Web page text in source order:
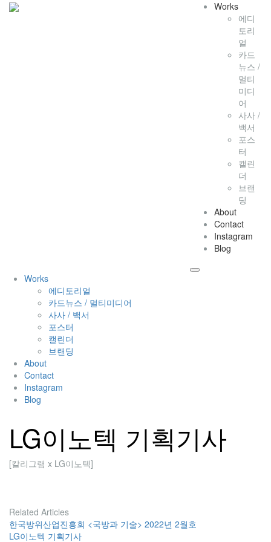
Works
에디
토리
얼
카드
뉴스 /
멀티
미디
어
사사 /
백서
포스
터
캘린
더
브랜
딩
About
Contact
Instagram
Blog
Works
에디토리얼
카드뉴스 / 멀티미디어
사사 / 백서
포스터
캘린더
브랜딩
About
Contact
Instagram
Blog
LG이노텍 기획기사
[칼리그램 x LG이노텍]
Related Articles
한국방위산업진흥회 <국방과 기술> 2022년 2월호
LG이노텍 기획기사